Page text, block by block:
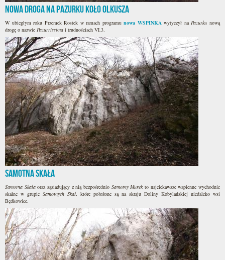
Nowa droga na Pazurku koło Olkusza
W ubiegłym roku Przemek Rostek w ramach programunowa WSPINKAwytyczył naPazurkunową
drogę o nazwie Pazurrissima i trudnościach VI.3.
Samotna Skała
Samotna Skałaoraz sąsiadujący z nią bezpośrednio Samotny Murekto najciekawsze wapienne wychodnie
skalne w grupie Samotnych Skał, które położone są na skraju Doliny Kobylańskiej niedaleko wsi
Będkowice.